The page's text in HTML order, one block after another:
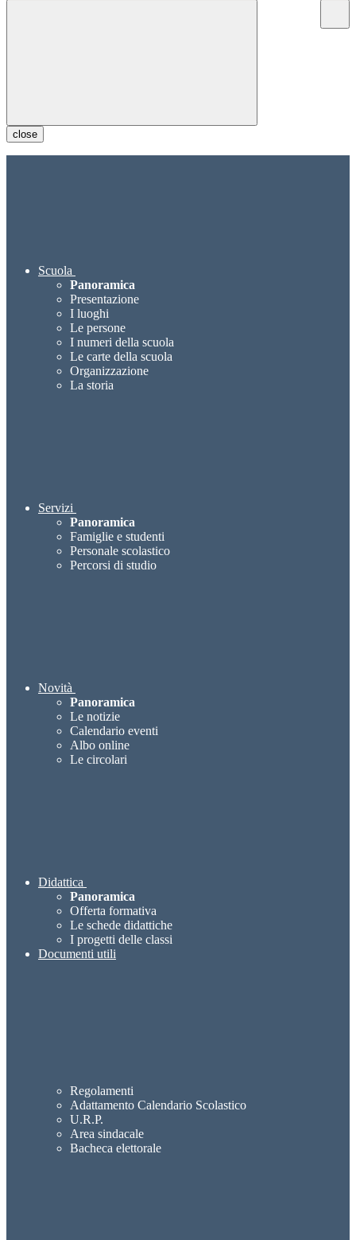
close
Scuola
Panoramica
Presentazione
I luoghi
Le persone
I numeri della scuola
Le carte della scuola
Organizzazione
La storia
Servizi
Panoramica
Famiglie e studenti
Personale scolastico
Percorsi di studio
Novità
Panoramica
Le notizie
Calendario eventi
Albo online
Le circolari
Didattica
Panoramica
Offerta formativa
Le schede didattiche
I progetti delle classi
Documenti utili
Regolamenti
Adattamento Calendario Scolastico
U.R.P.
Area sindacale
Bacheca elettorale